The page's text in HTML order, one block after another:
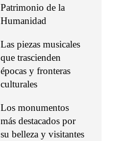
Patrimonio de la
Humanidad
Las piezas musicales
que trascienden
épocas y fronteras
culturales
Los monumentos
más destacados por
su belleza y visitantes